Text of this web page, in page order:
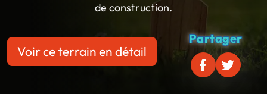
de construction.
Voir ce terrain en détail
Partager